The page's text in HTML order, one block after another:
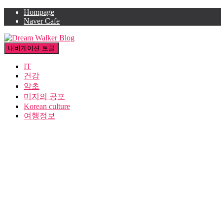
Hompage
Naver Cafe
내비게이션 토글
IT
건강
약초
미지의 공포
Korean culture
여행정보